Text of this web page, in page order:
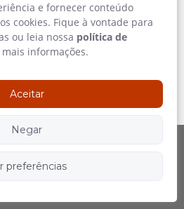
Siga-nos
e fornecer conteúdo
cookies. Fique à vontade para
ou leia nossa política de
informações.
Aceitar
Negar
preferências